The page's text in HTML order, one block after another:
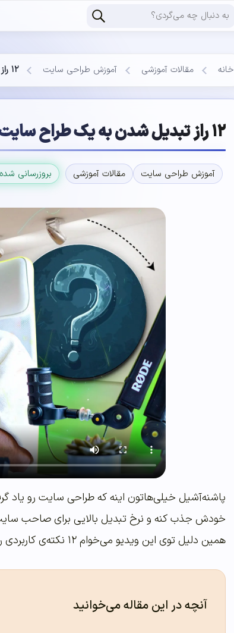
خانه مقالات آموزشی آموزش طراحی سایت ۱۲ راز تبدیل شدن به یک طراح سایت حرفه‌ای
۱۲ راز تبدیل شدن به یک طراح سایت حرفه‌ای
آموزش طراحی سایت مقالات آموزشی بروزرسانی
پاشنه‌آشیل خیلی‌‌هاتون اینه که طراحی سایت رو یاد
خودش جذب کنه و نرخ تبدیل بالایی برای صاحب
همین دلیل توی این ویدیو می‌خوام ۱۲ نکته‌ی کاربردی رو بهتون بگم که اگه رعایتشون کنید می‌تونید طراحی‌های حرفه‌ای تری داشته باشید.
آنچه در این مقاله می‌خوانید